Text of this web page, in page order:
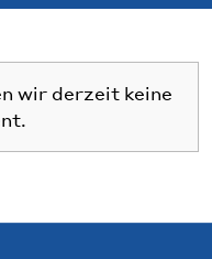
wir derzeit keine